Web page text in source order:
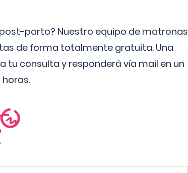
parto? Nuestro equipo de matronas
de forma totalmente gratuita. Una
consulta y responderá vía mail en un